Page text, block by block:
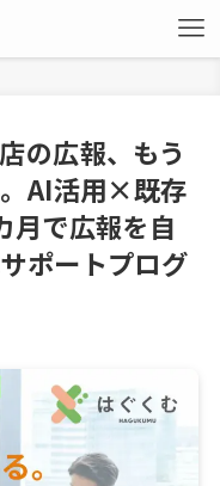
の広報、もう
AI活用×既存
月で広報を自
ポートプログ